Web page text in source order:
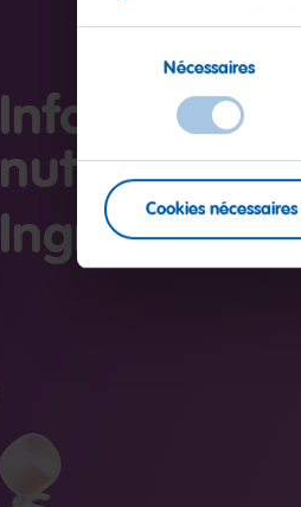
consentement
Nécessaires
Cookies
Informations
Ingrédients